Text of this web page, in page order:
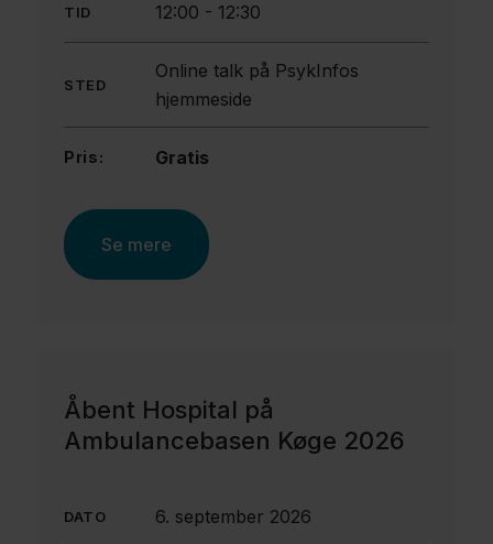
TID 12:00 - 12:30
STED
Online talk på PsykInfos
hjemmeside
Pris: Gratis
Se mere
Åbent Hospital på
Ambulancebasen Køge 2026
DATO 6. september 2026